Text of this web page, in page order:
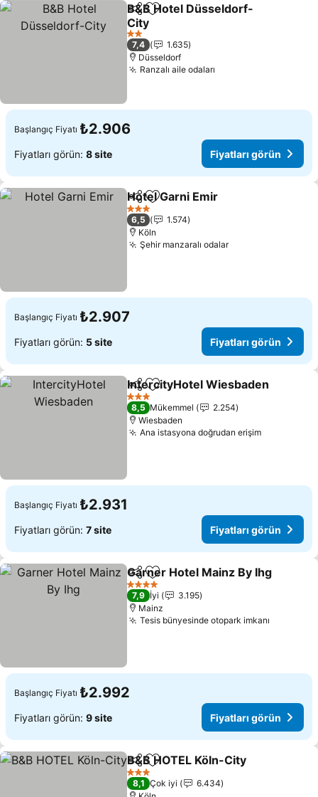
PaylaşFavorilerime ekle
B&B Hotel Düsseldorf-
City
Fiyatları görün
2 Yıldız
7,4
1.635
Düsseldorf
Ranzalı aile odaları
Başlangıç Fiyatı ₺2.906
Fiyatları görün: 8 site Fiyatları görün
PaylaşFavorilerime ekle
Hotel Garni Emir
3 Yıldız
6,5
1.574
Köln
Şehir manzaralı odalarFiyatları görün
Başlangıç Fiyatı ₺2.907
Fiyatları görün: 5 site Fiyatları görün
PaylaşFavorilerime ekle
IntercityHotel Wiesbaden
3 Yıldız
8,5 Mükemmel
2.254
Wiesbaden
Ana istasyona doğrudan erişimFiyatları
Başlangıç Fiyatı ₺2.931
Fiyatları görün: 7 site Fiyatları görün
PaylaşFavorilerime ekle
Garner Hotel Mainz By Ihg
4 Yıldız
7,9 İyi
3.195
Mainz
Tesis bünyesinde otopark imkanı
Başlangıç Fiyatı ₺2.992
Fiyatları görün: 9 site Fiyatları görün
PaylaşFavorilerime ekle
B&B HOTEL Köln-City
3 Yıldız
8,1 Çok iyi
6.434